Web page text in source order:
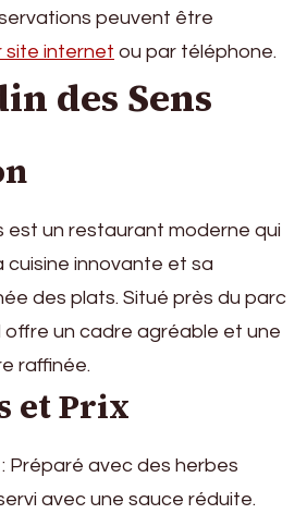
peuvent être
site internet ou par téléphone.
des Sens
est un restaurant moderne qui
cuisine innovante et sa
des plats. Situé près du parc
offre un cadre agréable et une
raffinée.
et Prix
: Préparé avec des herbes
avec une sauce réduite.